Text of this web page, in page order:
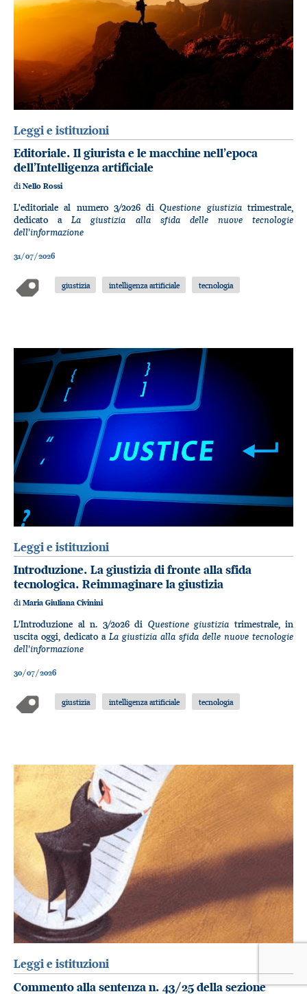
Leggi e istituzioni
Editoriale. Il giurista e le macchine nell’epoca
dell’Intelligenza artificiale
diNello Rossi
L'editoriale al numero 3/2026 diQuestione giustiziatrimestrale,
dedicato aLa giustizia alla sfida delle nuove tecnologie
dell'informazione
31/07/2026
giustizia intelligenza artificiale tecnologia
Leggi e istituzioni
Introduzione. La giustizia di fronte alla sfida
tecnologica. Reimmaginare la giustizia
diMaria Giuliana Civinini
L'Introduzione al n. 3/2026 di Questione giustizia trimestrale, in
uscita oggi, dedicato a La giustizia alla sfida delle nuove tecnologie
dell'informazione
30/07/2026
giustizia intelligenza artificiale tecnologia
Leggi e istituzioni
Commento alla sentenza n. 43/25 della sezione